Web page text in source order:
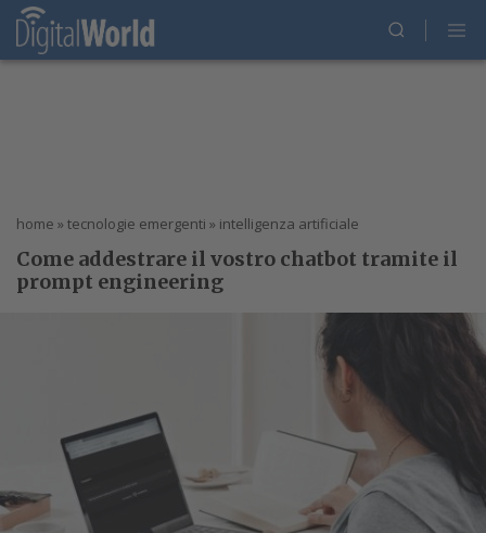
home » tecnologie emergenti » intelligenza artificiale
Come addestrare il vostro chatbot tramite il
prompt engineering